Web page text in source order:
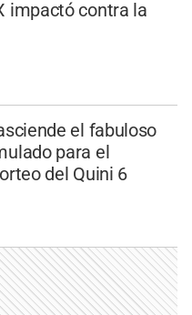
impactó contra la
el fabuloso
para el
del Quini 6